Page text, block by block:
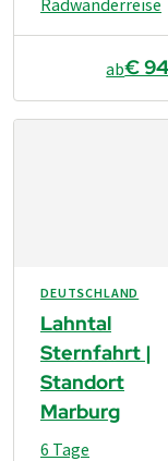
Radwanderreise
ab€
DEUTSCHLAND
Lahntal
Sternfahrt |
Standort
Marburg
6 Tage